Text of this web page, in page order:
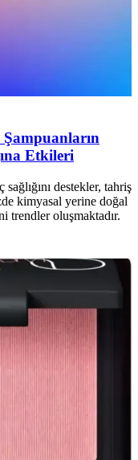
Etkileri
destekler, tahriş
kimyasal yerine doğal
trendler oluşmaktadır.